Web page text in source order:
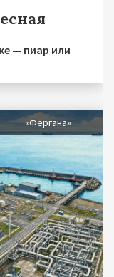
— пиар или
«Фергана»